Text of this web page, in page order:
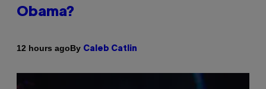
Obama?
12 hours agoBy Caleb Catlin